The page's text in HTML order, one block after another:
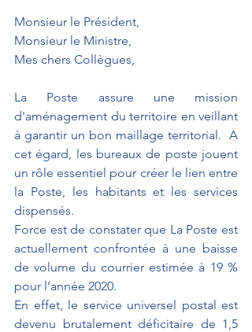
Monsieur le Président,
Monsieur le Ministre,
Mes chers Collègues,
La Poste assure une mission
d'aménagement du territoire en veillant
à garantir un bon maillage territorial. A
cet égard, les bureaux de poste jouent
un rôle essentiel pour créer le lien entre
la Poste, les habitants et les services
dispensés.
Force est de constater que La Poste est
actuellement confrontée à une baisse
de volume du courrier estimée à 19 %
pour l’année 2020.
En effet, le service universel postal est
devenu brutalement déficitaire de 1,5